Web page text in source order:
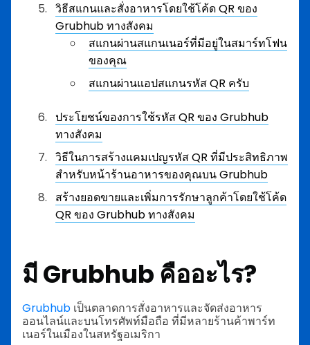
วิธีสแกนและสั่งอาหารโดยใช้โค้ด QR ของ
Grubhub ทางสังคม
สแกนผ่านสแกนเนอร์ที่มีอยู่ในสมาร์ทโฟน
ของคุณ
สแกนผ่านแอปสแกนรหัส QR ครับ
ประโยชน์ของการใช้รหัส QR ของ Grubhub
ทางสังคม
วิธีในการสร้างแคมเปญรหัส QR ที่มีประสิทธิภาพ
สำหรับหน้าร้านอาหารของคุณบน Grubhub
สร้างยอดขายและเพิ่มการรักษาลูกค้าโดยใช้โค้ด
QR ของ Grubhub ทางสังคม
มี Grubhub คืออะไร?
Grubhub เป็นตลาดการสั่งอาหารและจัดส่งอาหาร
ออนไลน์และบนโทรศัพท์มือถือ ที่มีหลายร้านค้าพาร์ท
เนอร์ในเมืองในสหรัฐอเมริกา